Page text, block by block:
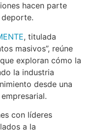
hacen parte
, titulada
masivos”, reúne
exploran cómo la
la industria
desde una
con líderes
a la